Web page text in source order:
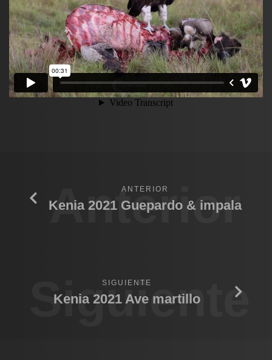
Anterior
ANTERIOR
Kenia 2021 Guepardo & impala
Siguiente
SIGUIENTE
Kenia 2021 Ave martillo